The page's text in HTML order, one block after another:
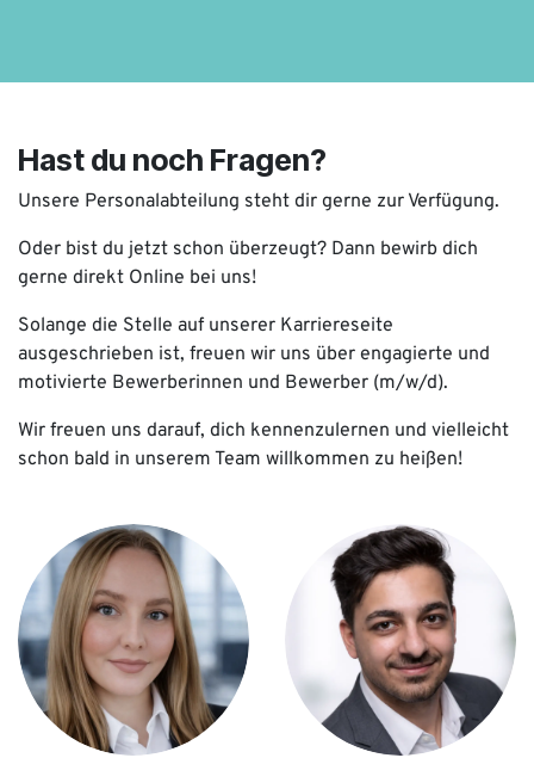
Hast du noch Fragen?
Unsere Personalabteilung steht dir gerne zur Verfügung.
Oder bist du jetzt schon überzeugt? Dann bewirb dich
gerne direkt Online bei uns!
Solange die Stelle auf unserer Karriereseite
ausgeschrieben ist, freuen wir uns über engagierte und
motivierte Bewerberinnen und Bewerber (m/w/d).
Wir freuen uns darauf, dich kennenzulernen und vielleicht
schon bald in unserem Team willkommen zu heißen!